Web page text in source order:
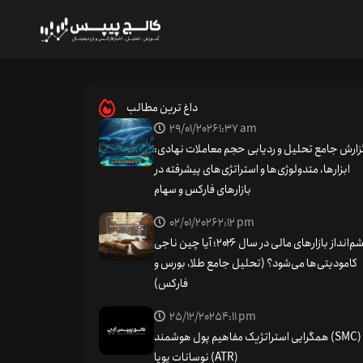
داغ ترین مطالب
29/01/20261:37 am
جامع تحلیل و ردیابی حجم معاملات نهادی:
ابزارها، متدولوژی‌ها و استراتژی‌های پیشرفته در
بازارهای فارکس و سهام
02/01/20262:12 pm
چشم‌انداز بازارهای مالی در سال ۲۰۲۶؛ آیا چین ناجی
کامودیتی‌ها می‌شود؟ (تحلیل جامع طلا، بورس و
فارکس)
25/12/20254:11 pm
همگرایی استراتژیک مفاهیم پول هوشمند (SMC) و
نوسانات پویا (ATR)